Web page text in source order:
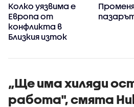
Колко уязвима е
Европа от
конфликта в
Близкия изток
„Ще има хиляди
работа", смята